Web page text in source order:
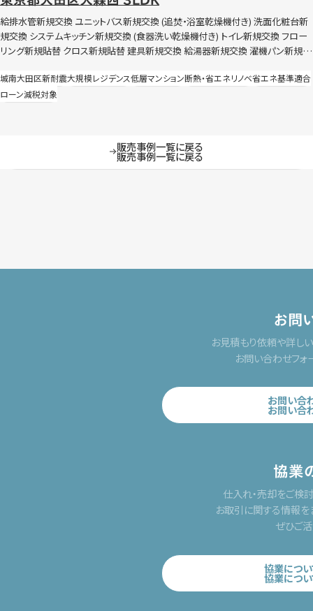
給排水管新規交換 ユニットバス新規交換 (追焚・浴室乾燥機付き) 洗面化粧台新
規交換 システムキッチン新規交換 (食器洗い乾燥機付き) トイレ新規交換 フロー
リング新規貼替 クロス新規貼替 建具新規交換 給湯器新規交換 濯機パン新規交
節湯水栓導入 外壁面および断熱施工 全灯照明LDK化（玄関のみ人感センサー
付き）
城南大田区新耐震大規模レジデンス低層マンション断熱・省エネリノベ省エネ基準適合
ローン減税対象
販売事例一覧に戻る
販売事例一覧に戻る
お問
お見積もり依頼や詳し
お問い合わせフォ
お問い合
お問い合
協業
仕入れ・売却をご検
お取引に関する情報を
ぜひご
協業につい
協業につい